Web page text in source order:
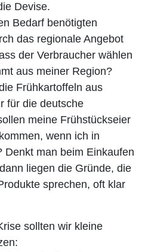
Devise.
Bedarf benötigten
das regionale Angebot
der Verbraucher wählen
aus meiner Region?
Frühkartoffeln aus
für die deutsche
meine Frühstückseier
wenn ich in
Denkt man beim Einkaufen
liegen die Gründe, die
sprechen, oft klar
sollten wir kleine